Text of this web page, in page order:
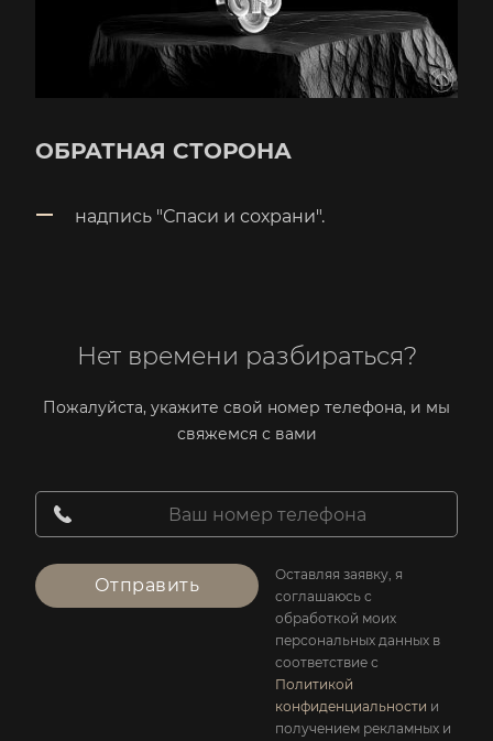
ОБРАТНАЯ СТОРОНА
надпись "Спаси и сохрани".
Нет времени разбираться?
Пожалуйста, укажите свой номер телефона, и мы
свяжемся с вами
Отправить
Оставляя заявку, я
соглашаюсь с
обработкой моих
персональных данных в
соответствие с
Политикой
конфиденциальности и
получением рекламных и